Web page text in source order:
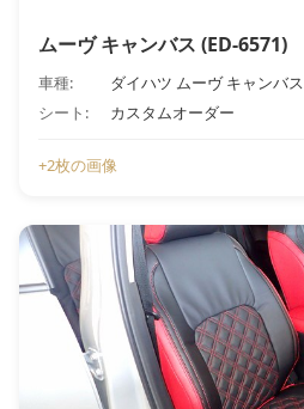
ムーヴ キャンバス (ED-6571)
車種:
ダイハツ ムーヴ キャンバス
シート:
カスタムオーダー
+2枚の画像